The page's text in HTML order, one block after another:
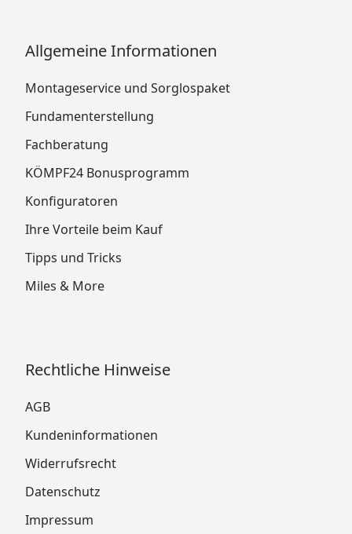
Allgemeine Informationen
Montageservice und Sorglospaket
Fundamenterstellung
Fachberatung
KÖMPF24 Bonusprogramm
Konfiguratoren
Ihre Vorteile beim Kauf
Tipps und Tricks
Miles & More
Rechtliche Hinweise
AGB
Kundeninformationen
Widerrufsrecht
Datenschutz
Impressum